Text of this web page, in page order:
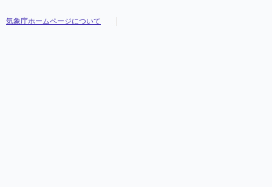
気象庁ホームページについて